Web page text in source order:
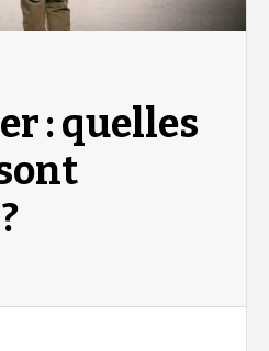
: quelles